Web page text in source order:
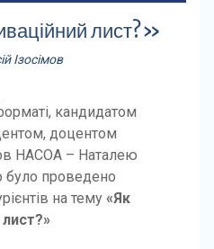
лист?»
Ізосімов
кандидатом
доцентом
НАСОА – Наталею
проведено
на тему «Як